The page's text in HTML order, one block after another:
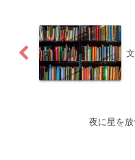
のこ『52ヘルツのクジラた
ち』をご紹介いたします。
sto...
夜に星を